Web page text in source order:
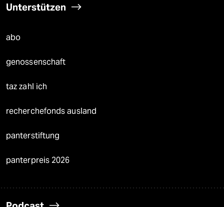
Unterstützen
abo
genossenschaft
taz zahl ich
recherchefonds ausland
panterstiftung
panterpreis 2026